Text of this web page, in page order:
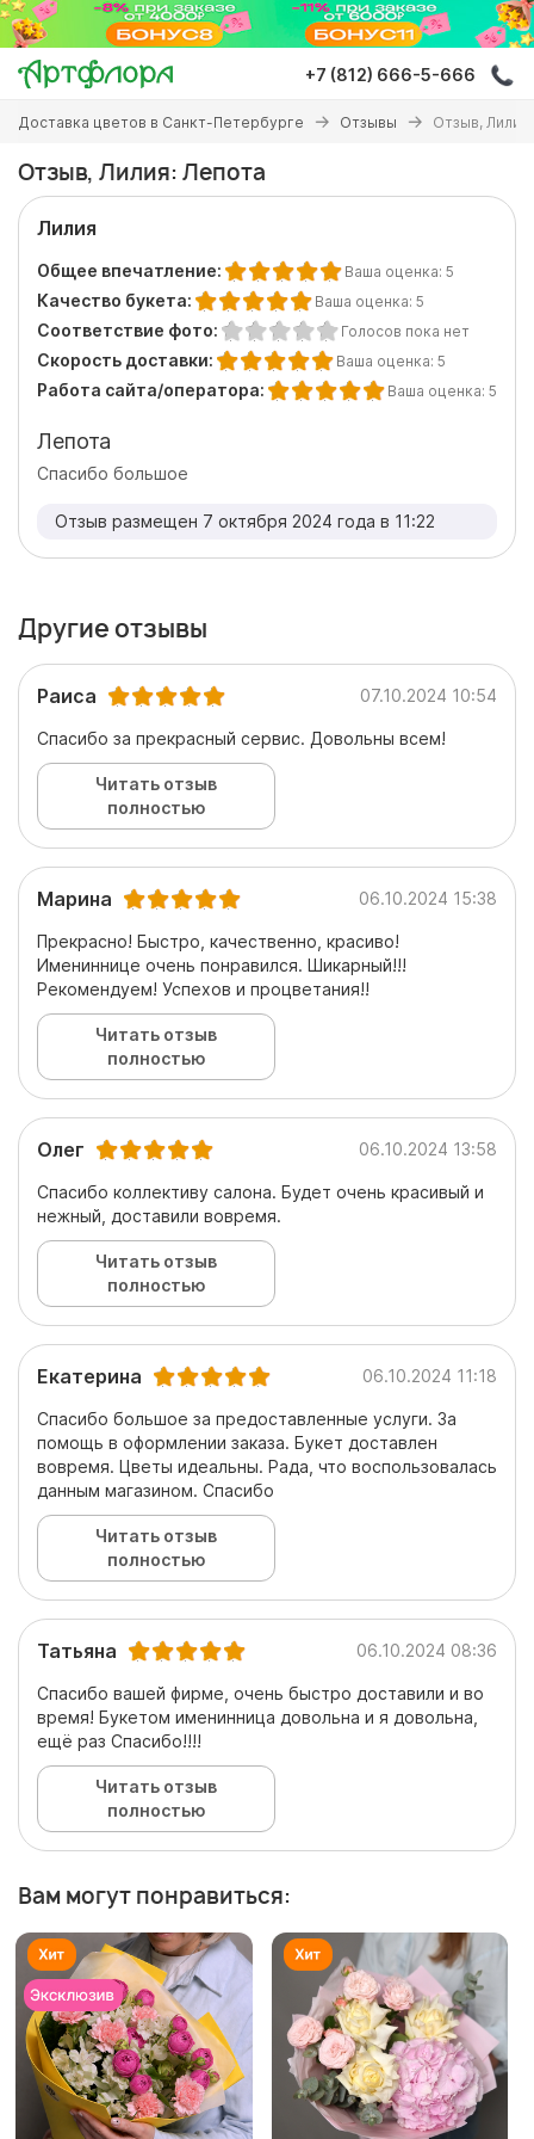
Перейти
основному
содержанию
+7 (812) 666-5-666
Вы
здесь
Доставка цветов в Санкт-Петербурге Отзывы Отзыв,
Отзыв, Лилия: Лепота
Лилия
Общее впечатление: Ваша оценка: 5
Качество букета: Ваша оценка: 5
Соответствие фото: Голосов пока нет
Скорость доставки: Ваша оценка: 5
Работа сайта/оператора: Ваша оценка: 5
Лепота
Спасибо большое
Отзыв размещен 7 октября 2024 года в 11:22
Другие отзывы
Раиса 07.10.2024 10:54
Спасибо за прекрасный сервис. Довольны всем!
Читать отзыв
полностью
Марина 06.10.2024 15:38
Прекрасно! Быстро, качественно, красиво!
Имениннице очень понравился. Шикарный!!!
Рекомендуем! Успехов и процветания!!
Читать отзыв
полностью
Олег 06.10.2024 13:58
Спасибо коллективу салона. Будет очень красивый и
нежный, доставили вовремя.
Читать отзыв
полностью
Екатерина 06.10.2024 11:18
Спасибо большое за предоставленные услуги. За
помощь в оформлении заказа. Букет доставлен
вовремя. Цветы идеальны. Рада, что воспользовалась
данным магазином. Спасибо
Читать отзыв
полностью
Татьяна 06.10.2024 08:36
Спасибо вашей фирме, очень быстро доставили и во
время! Букетом именинница довольна и я довольна,
ещё раз Спасибо!!!!
Читать отзыв
полностью
Вам могут понравиться: